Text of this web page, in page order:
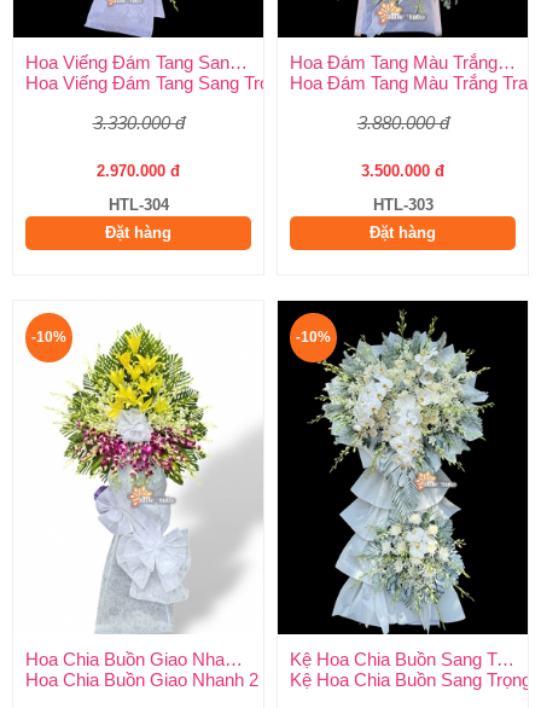
Hoa Viếng Đám Tang Sang Trọng
Hoa Viếng Đám Tang Sang Trọng – Kính Tận Tâm, Tiễn Biệt
3.330.000 đ
2.970.000 đ
HTL-304
Đặt hàng
Hoa Đám Tang Màu Trắng Trang Nghiêm
Hoa Đám Tang Màu Trắng
3.880.000 đ
3.500.000 đ
HTL-303
Đặt hàng
-10%
Hoa Chia Buồn Giao Nhanh 2 Giờ
Hoa Chia Buồn Giao Nhanh 2 Giờ – Dịch Vụ Uy Tín Tại Huy
-10%
Kệ Hoa Chia Buồn Sang Trọng
Kệ Hoa Chia Buồn Sang